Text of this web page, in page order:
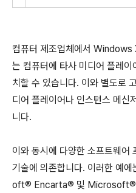
컴퓨터 제조업체에서
는 컴퓨터에 타사 미디어 플레
치할 수 있습니다. 이와 별도로
디어 플레이어나 인스턴스 메신
니다.
이와 동시에 다양한 소프트웨어
기술에 의존합니다. 이러한
oft® Encarta® 및 Microsoft®